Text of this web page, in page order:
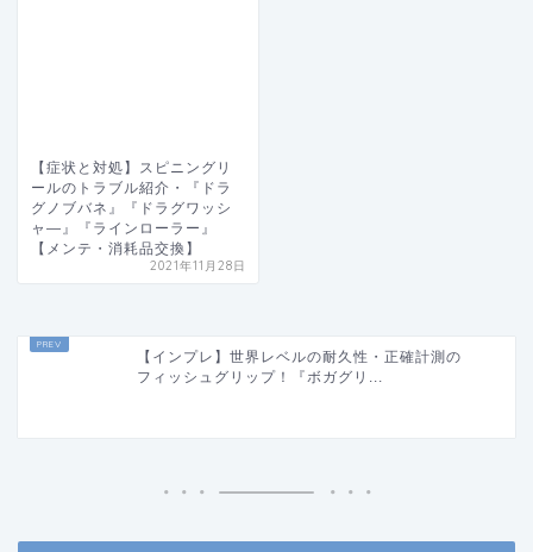
【症状と対処】スピニングリ
ールのトラブル紹介・『ドラ
グノブバネ』『ドラグワッシ
ャ―』『ラインローラー』
【メンテ・消耗品交換】
2021年11月28日
【インプレ】世界レベルの耐久性・正確計測の
フィッシュグリップ！『ボガグリ...